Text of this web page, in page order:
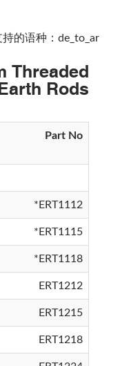
持的语种：de_to_ar
Threaded
Rods
Part No
ERT1112*
ERT1115*
ERT1118*
ERT1212
ERT1215
ERT1218